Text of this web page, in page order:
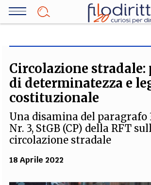
Salta
SOCIETÀ
MEDICINA
SCIENZA
INNOVAZIONE
ALTRO
Circolazione
di determinatezza e
costituzionale
Una disamina del paragrafo
Nr. 3, StGB (CP) della RFT
circolazione stradale
18 Aprile 2022